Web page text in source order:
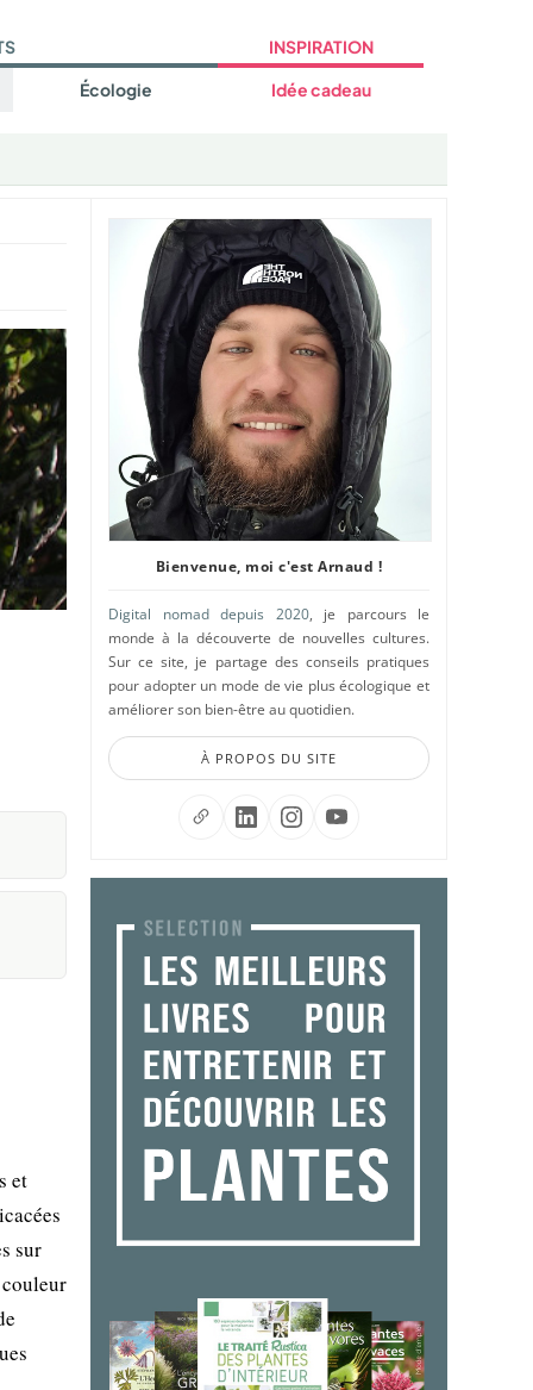
Écologie
INSPIRATION
Idée cadeau
et
sur
Bienvenue, moi c'est Arnaud !
Digital nomad depuis 2020, je parcours le
monde à la découverte de nouvelles cultures.
Sur ce site, je partage des conseils pratiques
pour adopter un mode de vie plus écologique et
améliorer son bien-être au quotidien.
À PROPOS DU SITE